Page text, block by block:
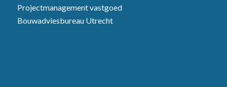
Projectmanagement vastgoed
Bouwadviesbureau Utrecht